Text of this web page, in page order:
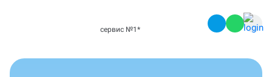
сервис №1 *